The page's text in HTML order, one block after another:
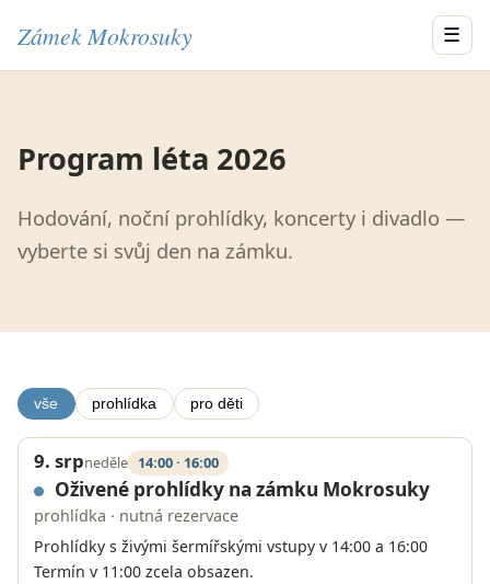
Zámek Mokrosuky ☰
Program léta 2026
Hodování, noční prohlídky, koncerty i divadlo —
vyberte si svůj den na zámku.
vše prohlídka pro děti
9. srpneděle 14:00 · 16:00
Oživené prohlídky na zámku Mokrosuky
prohlídka · nutná rezervace
Prohlídky s živými šermířskými vstupy v 14:00 a 16:00
Termín v 11:00 zcela obsazen.